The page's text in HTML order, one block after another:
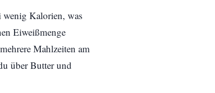
wenig Kalorien, was
Eiweißmenge
Mahlzeiten am
über Butter und